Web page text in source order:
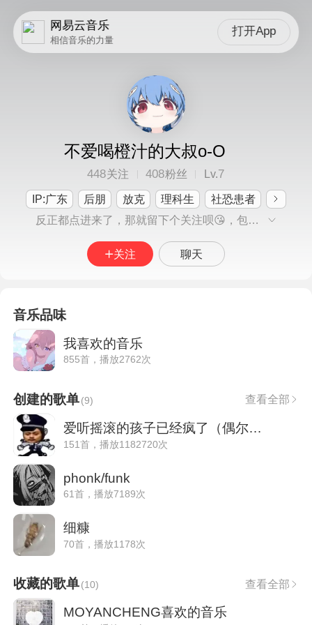
网易云音乐
相信音乐的力量
打开App
不爱喝橙汁的大叔o-O
448关注 408粉丝 Lv.7
IP:广东 后朋 放克 理科生
社恐患者
反正都点进来了，那就留下个关注呗😘，包回关的🙃
关注 聊天
音乐品味
我喜欢的音乐
855首，播放2762次
创建的歌单(9) 查看全部
爱听摇滚的孩子已经疯了（偶尔更新）
151首，播放1182720次
phonk/funk
61首，播放7189次
细糠
70首，播放1178次
收藏的歌单(10) 查看全部
MOYANCHENG喜欢的音乐